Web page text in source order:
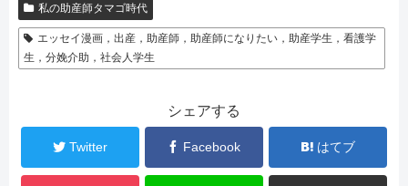
私の助産師タマゴ時代
エッセイ漫画，出産，助産師，助産師になりたい，助産学生，看護学
生，分娩介助，社会人学生
シェアする
Twitter Facebook はてブ